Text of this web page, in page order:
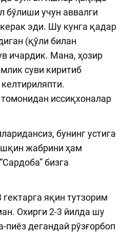
бўлиши учун аввалги
эди. Шу кунга қадар
(қўли билан
ичардик. Мана, ҳозир
суви киритиб
иссиқхоналар
бунинг устига
жабрини ҳам
бизга
яқин тутзорим
Охирги 2-3 йилда шу
пиёз дегандай рўзғорбоп